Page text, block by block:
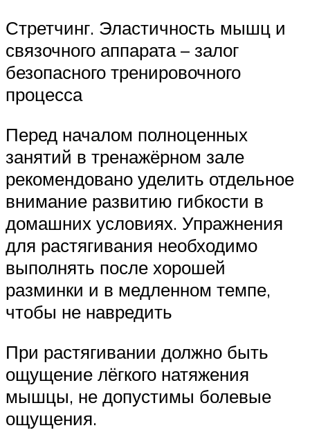
Стретчинг. Эластичность мышц и
связочного аппарата – залог
безопасного тренировочного
процесса
Перед началом полноценных
занятий в тренажёрном зале
рекомендовано уделить отдельное
внимание развитию гибкости в
домашних условиях. Упражнения
для растягивания необходимо
выполнять после хорошей
разминки и в медленном темпе,
чтобы не навредить
При растягивании должно быть
ощущение лёгкого натяжения
мышцы, не допустимы болевые
ощущения.